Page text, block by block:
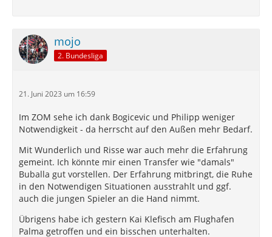
mojo
2. Bundesliga
21. Juni 2023 um 16:59
Im ZOM sehe ich dank Bogicevic und Philipp weniger
Notwendigkeit - da herrscht auf den Außen mehr Bedarf.
Mit Wunderlich und Risse war auch mehr die Erfahrung
gemeint. Ich könnte mir einen Transfer wie "damals"
Buballa gut vorstellen. Der Erfahrung mitbringt, die Ruhe
in den Notwendigen Situationen ausstrahlt und ggf.
auch die jungen Spieler an die Hand nimmt.
Übrigens habe ich gestern Kai Klefisch am Flughafen
Palma getroffen und ein bisschen unterhalten.